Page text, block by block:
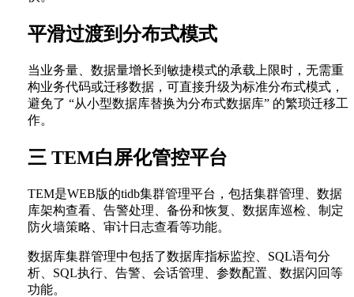
平滑过渡到分布式模式
当业务量、数据量增长到敏捷模式的承载上限时，无需重
构业务代码或迁移数据，可直接升级为标准分布式模式，
避免了 “从小型数据库替换为分布式数据库” 的繁琐迁移工
作。
三 TEM白屏化管控平台
TEM是WEB版的tidb集群管理平台，包括集群管理、数据
库架构查看、告警处理、备份和恢复、数据库巡检、制定
防火墙策略、审计日志查看等功能。
数据库集群管理中包括了数据库指标监控、SQL语句分
析、SQL执行、告警、会话管理、参数配置、数据闪回等
功能。